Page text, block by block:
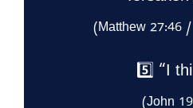
(Matthew 27:46
5️⃣ “I
(John